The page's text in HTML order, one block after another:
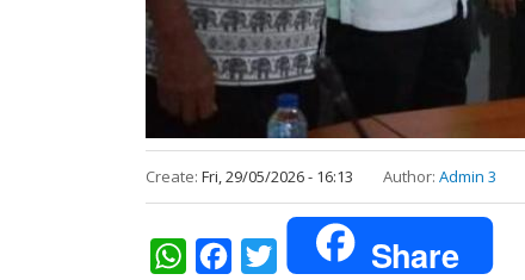
Create: Fri, 29/05/2026 - 16:13 Author: Admin 3
WhatsAppFacebookTwitter Share